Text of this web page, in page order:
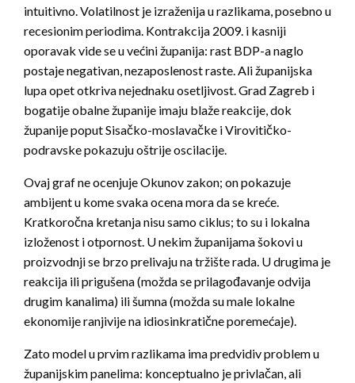
intuitivno. Volatilnost je izraženija u razlikama, posebno u
recesionim periodima. Kontrakcija 2009. i kasniji
oporavak vide se u većini županija: rast BDP-a naglo
postaje negativan, nezaposlenost raste. Ali županijska
lupa opet otkriva nejednaku osetljivost. Grad Zagreb i
bogatije obalne županije imaju blaže reakcije, dok
županije poput Sisačko-moslavačke i Virovitičko-
podravske pokazuju oštrije oscilacije.
Ovaj graf ne ocenjuje Okunov zakon; on pokazuje
ambijent u kome svaka ocena mora da se kreće.
Kratkoročna kretanja nisu samo ciklus; to su i lokalna
izloženost i otpornost. U nekim županijama šokovi u
proizvodnji se brzo prelivaju na tržište rada. U drugima je
reakcija ili prigušena (možda se prilagođavanje odvija
drugim kanalima) ili šumna (možda su male lokalne
ekonomije ranjivije na idiosinkratične poremećaje).
Zato model u prvim razlikama ima predvidiv problem u
županijskim panelima: konceptualno je privlačan, ali